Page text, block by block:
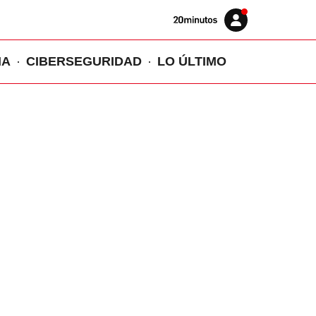
Volver
Iniciar
sesión
CIBERSEGURIDAD LO ÚLTIMO